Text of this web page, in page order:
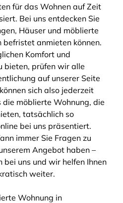
für das Wohnen auf Zeit
Bei uns entdecken Sie
Häuser und möblierte
befristet anmieten können.
Komfort und
bieten, prüfen wir alle
auf unserer Seite
sich also jederzeit
möblierte Wohnung, die
tatsächlich so
bei uns präsentiert.
immer Sie Fragen zu
Angebot haben –
bei uns und wir helfen Ihnen
weiter.
Wohnung in